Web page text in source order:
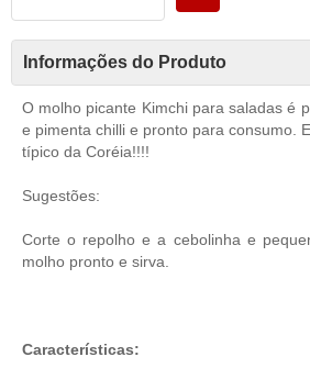
Informações do Produto
O molho picante Kimchi para saladas é
e pimenta chilli e pronto para consumo.
típico da Coréia!!!!
Sugestões:
Corte o repolho e a cebolinha e
molho pronto e sirva.
Características: